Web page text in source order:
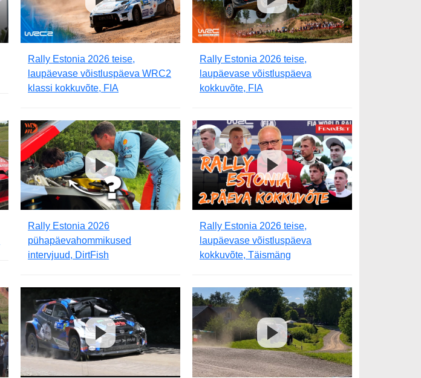
Rally Estonia 2026 teise,
laupäevase võistluspäeva WRC2
klassi kokkuvõte, FIA
Rally Estonia 2026 teise,
laupäevase võistluspäeva
kokkuvõte, FIA
Rally Estonia 2026
pühapäevahommikused
intervjuud, DirtFish
Rally Estonia 2026 teise,
laupäevase võistluspäeva
kokkuvõte, Täismäng